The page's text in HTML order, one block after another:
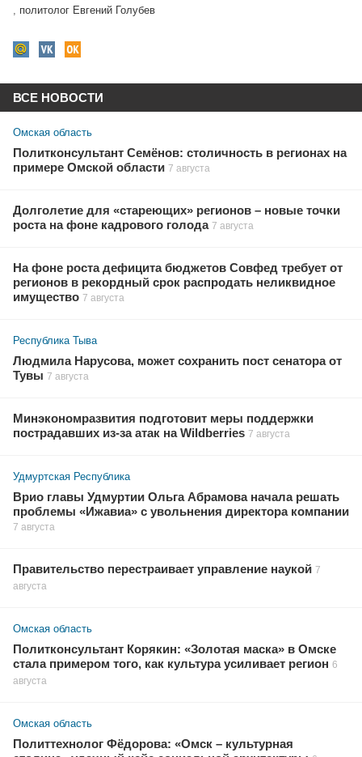
политолог Евгений Голубев
ВСЕ НОВОСТИ
Омская область
Политконсультант Семёнов: столичность в регионах на
примере Омской области 7 августа
Долголетие для «стареющих» регионов – новые точки
роста на фоне кадрового голода 7 августа
На фоне роста дефицита бюджетов Совфед требует от
регионов в рекордный срок распродать неликвидное
имущество 7 августа
Республика Тыва
Людмила Нарусова, может сохранить пост сенатора от
Тувы 7 августа
Минэкономразвития подготовит меры поддержки
пострадавших из-за атак на Wildberries 7 августа
Удмуртская Республика
Врио главы Удмуртии Ольга Абрамова начала решать
проблемы «Ижавиа» с увольнения директора компании
7 августа
Правительство перестраивает управление наукой 7
августа
Омская область
Политконсультант Корякин: «Золотая маска» в Омске
стала примером того, как культура усиливает регион 6
августа
Омская область
Политтехнолог Фёдорова: «Омск – культурная